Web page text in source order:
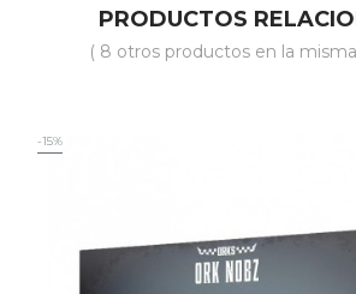
PRODUCTOS
( 8 otros productos en la
-15%